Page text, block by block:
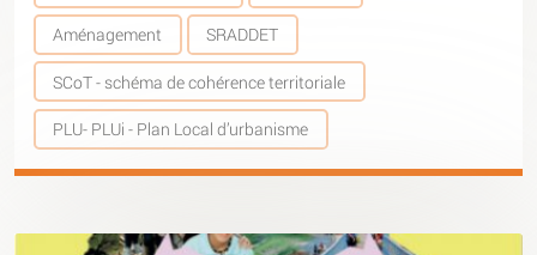
Aménagement SRADDET
SCoT - schéma de cohérence territoriale
PLU- PLUi - Plan Local d’urbanisme